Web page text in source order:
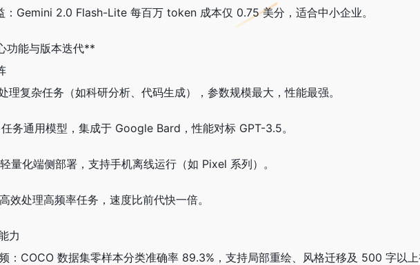
：Gemini 2.0 Flash-Lite 每百万 token 成本仅 0.75 美分，适合中小企业。
功能与版本迭代**
理复杂任务（如科研分析、代码生成），参数规模最大，性能最强。
务通用模型，集成于 Google Bard，性能对标 GPT-3.5。
量化端侧部署，支持手机离线运行（如 Pixel 系列）。
效处理高频率任务，速度比前代快一倍。
力
：COCO 数据集零样本分类准确率 89.3%，支持局部重绘、风格迁移及 500 字以